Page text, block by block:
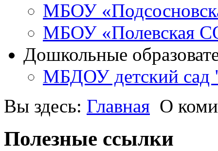
МБОУ
МБОУ «Полевская
Дошкольные
МБДОУ детский сад
Вы здесь: Главная О
Полезные ссылки